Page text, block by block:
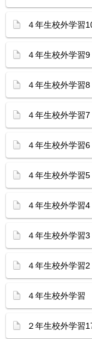
４年生校外学習
４年生校外学習9
４年生校外学習8
４年生校外学習7
４年生校外学習6
４年生校外学習5
４年生校外学習4
４年生校外学習3
４年生校外学習2
４年生校外学習
２年生校外学習